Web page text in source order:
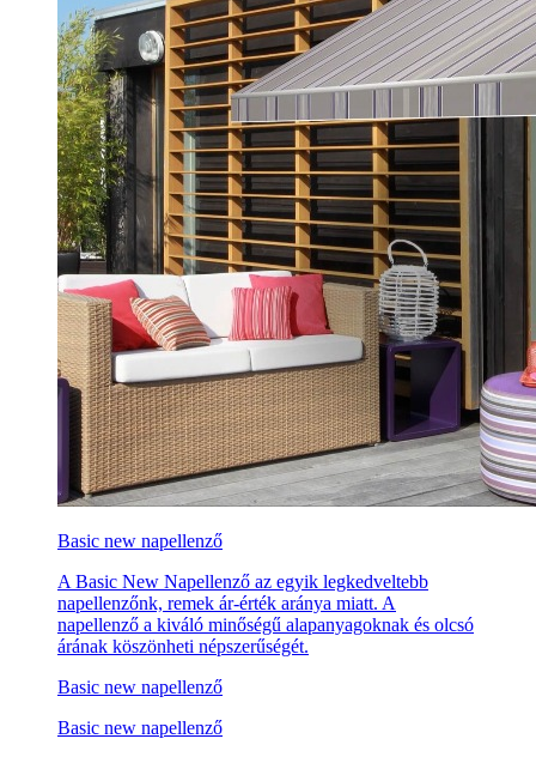
Basic new napellenző
A Basic New Napellenző az egyik legkedveltebb
napellenzőnk, remek ár-érték aránya miatt. A
napellenző a kiváló minőségű alapanyagoknak és olcsó
árának köszönheti népszerűségét.
Basic new napellenző
Basic new napellenző